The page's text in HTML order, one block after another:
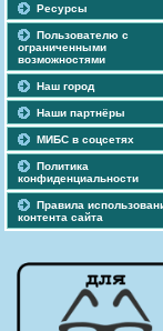
Ресурсы
Пользователю с
ограниченными
возможностями
Наш город
Наши партнёры
МИБС в соцсетях
Политика
конфиденциальности
Правила
контента сайта